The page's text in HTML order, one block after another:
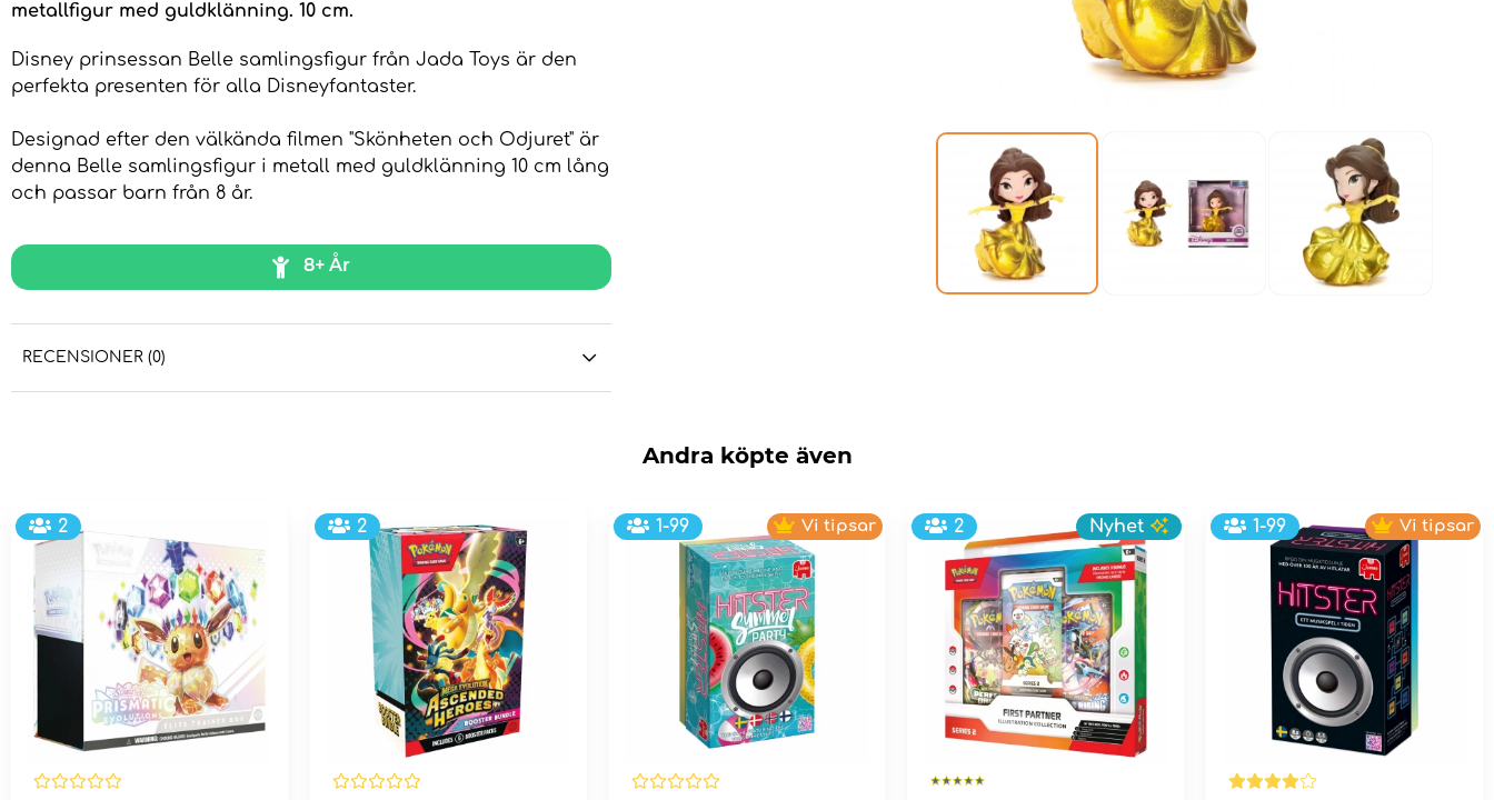
metallfigur med guldklänning. 10 cm.
Disney prinsessan Belle samlingsfigur från Jada Toys är den
perfekta presenten för alla Disneyfantaster.
Designad efter den välkända filmen "Skönheten och Odjuret" är
denna Belle samlingsfigur i metall med guldklänning 10 cm lång
och passar barn från 8 år.
8+ År
RECENSIONER (0)
Andra köpte även
2 2 1-99 Vi tipsar 2 Nyhet 1-99 Vi tipsar